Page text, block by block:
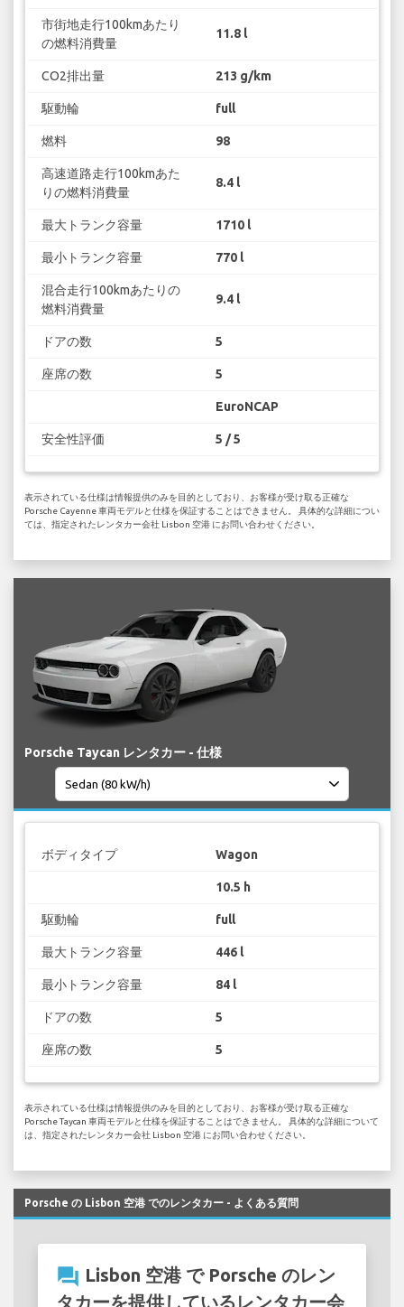
市街地走行100kmあたり
の燃料消費量
11.8 l
CO2排出量 213 g/km
駆動輪 full
燃料 98
高速道路走行100kmあた
りの燃料消費量
8.4 l
最大トランク容量 1710 l
最小トランク容量 770 l
混合走行100kmあたりの
燃料消費量
9.4 l
ドアの数 5
座席の数 5
EuroNCAP
安全性評価 5 / 5
表示されている仕様は情報提供のみを目的としており、お客様が受け取る正確な
Porsche Cayenne 車両モデルと仕様を保証することはできません。 具体的な詳細につい
ては、指定されたレンタカー会社 Lisbon 空港 にお問い合わせください。
Porsche Taycan レンタカー - 仕様
ボディタイプ Wagon
10.5 h
駆動輪 full
最大トランク容量 446 l
最小トランク容量 84 l
ドアの数 5
座席の数 5
表示されている仕様は情報提供のみを目的としており、お客様が受け取る正確な
Porsche Taycan 車両モデルと仕様を保証することはできません。 具体的な詳細について
は、指定されたレンタカー会社 Lisbon 空港 にお問い合わせください。
Porsche の Lisbon 空港 でのレンタカー - よくある質問
question_answer Lisbon 空港 で Porsche のレン
タカーを提供しているレンタカー会